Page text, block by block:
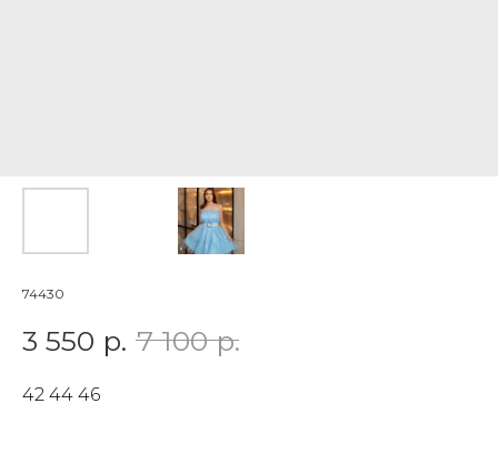
74430
3 550 р. 7 100 р.
42 44 46